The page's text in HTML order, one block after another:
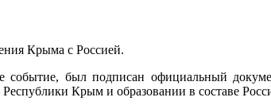
Крыма с Россией.
событие, был подписан официальный
Крым и образовании в составе